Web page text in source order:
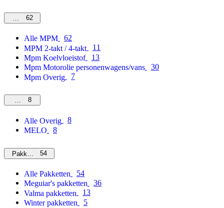
MPM62
Alle MPM
62
MPM 2-takt / 4-takt
11
Mpm Koelvloeistof
13
Mpm Motorolie personenwagens/vans
30
Mpm Overig
7
Overig
8
Alle Overig
8
MELO
8
Pakketten54
Alle Pakketten
54
Meguiar's pakketten
36
Valma pakketten
13
Winter pakketten
5